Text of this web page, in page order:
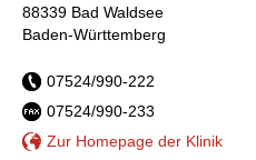
88339 Bad Waldsee
Baden-Württemberg
07524/990-222
07524/990-233
Zur Homepage der Klinik